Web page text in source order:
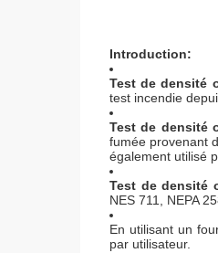
Introduction:
Test de densité
test incendie
Test de densité
fumée provenant
également utilisé
Test de densité
NES 711, NEPA
En utilisant un
par utilisateur.